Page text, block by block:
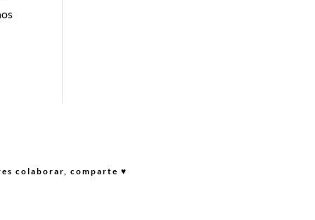
colaborar, comparte ♥︎